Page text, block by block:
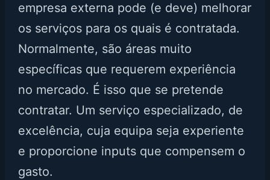
empresa externa pode (e deve) melhorar
os serviços para os quais é contratada.
Normalmente, são áreas muito
específicas que requerem experiência
no mercado. É isso que se pretende
contratar. Um serviço especializado, de
excelência, cuja equipa seja experiente
e proporcione inputs que compensem o
gasto.